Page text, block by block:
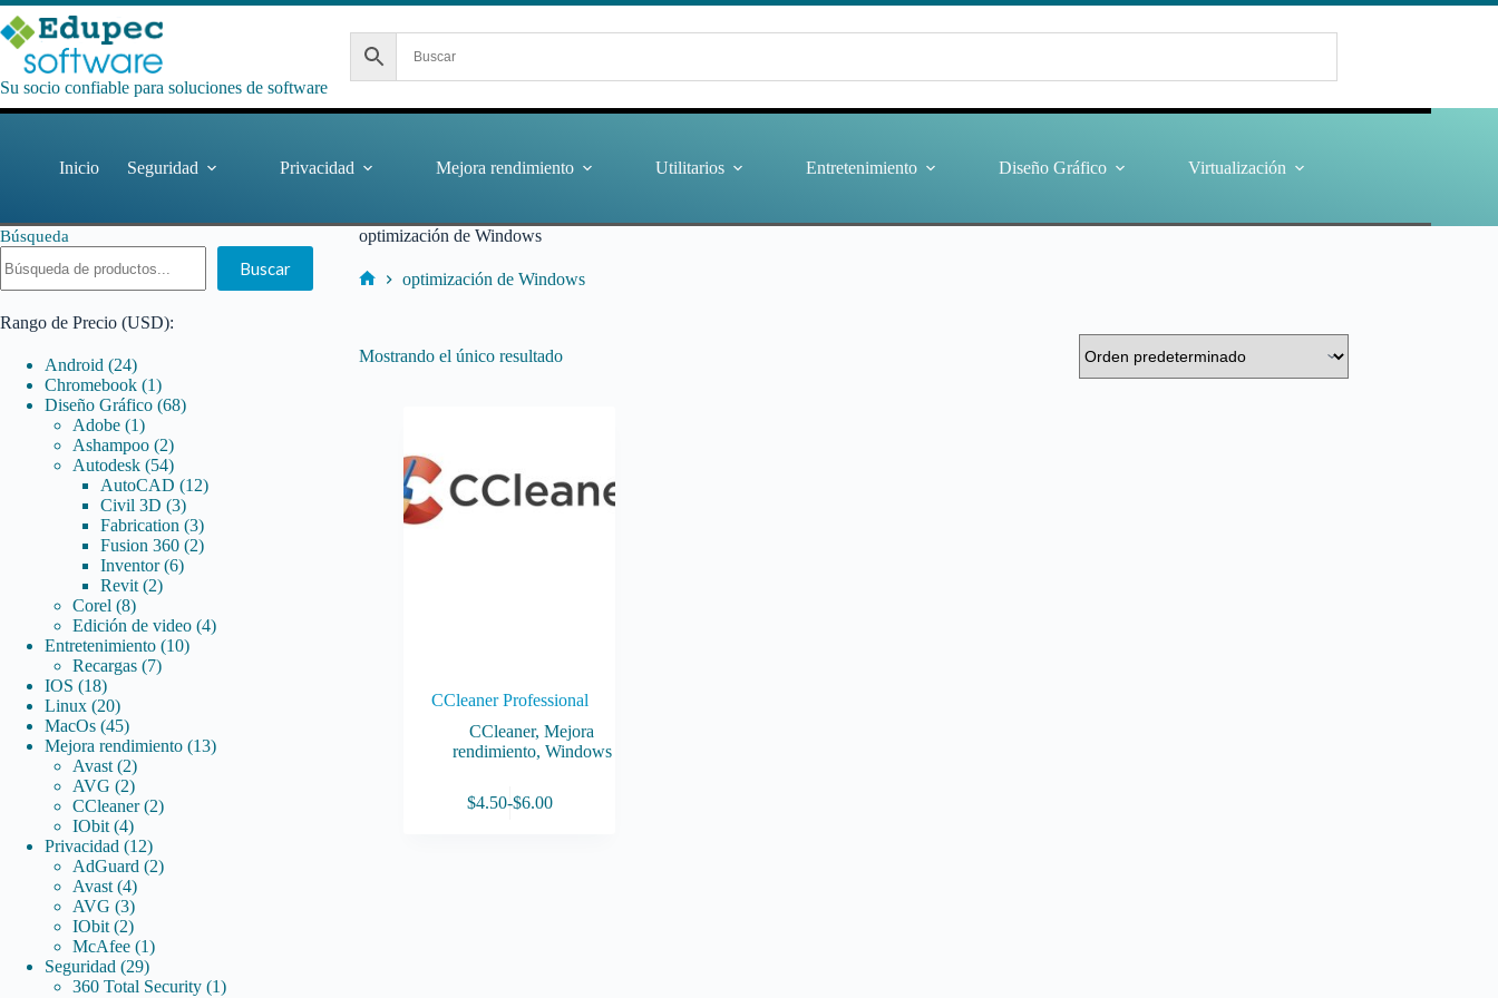
Saltar
al
contenido
Su socio confiable para soluciones de software
Inicio Seguridad Privacidad Mejora rendimiento Utilitarios Entretenimiento Diseño Gráfico Virtualización
optimización de Windows
optimización de Windows
Mostrando el único resultado
CCleaner Professional
CCleaner,Mejora
rendimiento, Windows
$4.50-$6.00
Rango
Búsqueda
Buscar
Rango de Precio (USD):
Android 2424
productos
Chromebook 11
producto
Diseño Gráfico 6868
Adobe 11
producto
Ashampoo 22
productos
Autodesk 5454
productos
AutoCAD 1212
Civil 3D 33
productos
Fabrication 33
productos
Fusion 360 22
Inventor 66
Revit 22
Corel 88
productos
Edición de video 44
Entretenimiento 1010
Recargas 77
IOS 1818
productos
Linux 2020
productos
MacOs 4545
productos
Mejora rendimiento 1313
Avast 22
productos
AVG 22
productos
CCleaner 22
IObit 44
productos
Privacidad 1212
productos
AdGuard 22
Avast 44
productos
AVG 33
productos
IObit 22
productos
McAfee 11
producto
Seguridad 2929
productos
360 Total Security 11